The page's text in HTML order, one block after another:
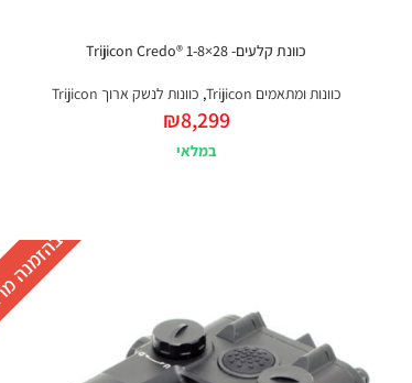
כוונת קלעים- Trijicon Credo® 1-8×28
כוונות ומתאמים Trijicon , כוונות לנשק ארוך Trijicon
₪8,299
במלאי